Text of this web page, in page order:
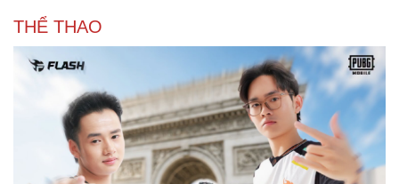
THỂ THAO